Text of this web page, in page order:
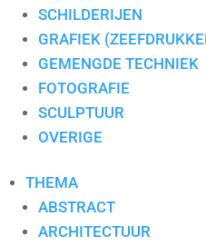
SCHILDERIJEN
GRAFIEK
GEMENGDE TECHNIEK
FOTOGRAFIE
SCULPTUUR
OVERIGE
THEMA
ABSTRACT
ARCHITECTUUR